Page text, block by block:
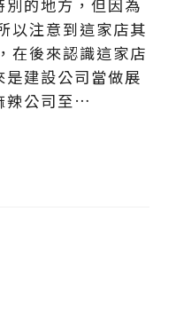
的地方，但因為
以注意到這家店其
在後來認識這家店
建設公司當做展
辣公司至…